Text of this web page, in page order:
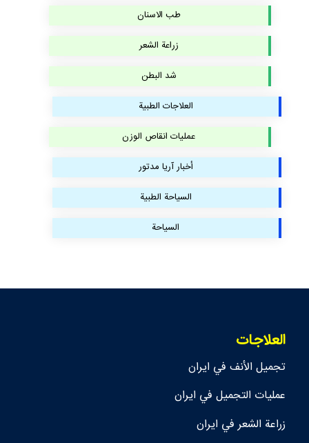
طب الاسنان
زراعة الشعر
شد البطن
العلاجات الطبية
عمليات انقاص الوزن
أخبار آريا مدتور
السياحة الطبية
السياحة
العلاجات
تجمیل الأنف في ايران
عمليات التجميل في ايران
زراعة الشعر في ايران